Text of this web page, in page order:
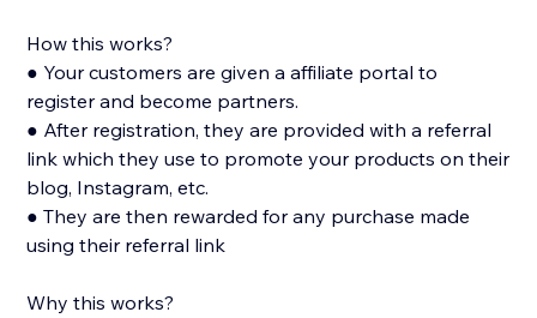
How this works?
● Your customers are given a affiliate portal to
register and become partners.
● After registration, they are provided with a referral
link which they use to promote your products on their
blog, Instagram, etc.
● They are then rewarded for any purchase made
using their referral link
Why this works?